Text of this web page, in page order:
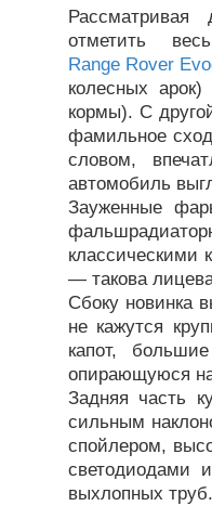
Рассматривая
отметить
Range Rover
колесных
кормы). С
фамильное
словом,
автомобиль
Зауженные
классическими
— такова
Сбоку новинка
не кажутся
капот,
опирающуюся
Задняя часть
сильным
спойлером,
светодиодами
выхлопных труб.